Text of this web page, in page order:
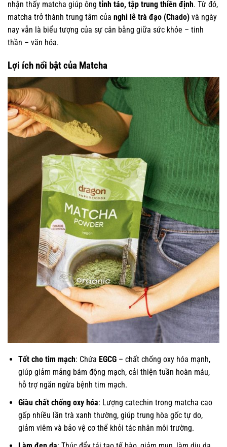
nhận thấy matcha giúp ông tỉnh táo, tập trung thiền định. Từ đó,
matcha trở thành trung tâm của nghi lễ trà đạo (Chado) và ngày
nay vẫn là biểu tượng của sự cân bằng giữa sức khỏe – tinh
thần – văn hóa.
Lợi ích nổi bật của Matcha
Tốt cho tim mạch: Chứa EGCG– chất chống oxy hóa mạnh,
giúp giảm mảng bám động mạch, cải thiện tuần hoàn máu,
hỗ trợ ngăn ngừa bệnh tim mạch.
Giàu chất chống oxy hóa: Lượng catechin trong matcha cao
gấp nhiều lần trà xanh thường, giúp trung hòa gốc tự do,
giảm viêm và bảo vệ cơ thể khỏi tác nhân môi trường.